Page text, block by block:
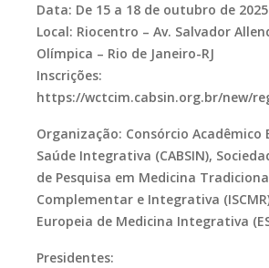
Data: De 15 a 18 de outubro de 2025
Local: Riocentro – Av. Salvador
Olímpica – Rio de Janeiro-RJ
Inscrições:
https://wctcim.cabsin.org.br/new/
Organização: Consórcio Acadêmico
Saúde Integrativa (CABSIN),
de Pesquisa em Medicina
Complementar e Integrativa
Europeia de Medicina Integrativa
Presidentes: